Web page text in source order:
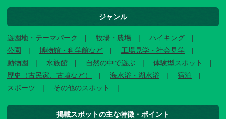
ジャンル
遊園地・テーマパーク 牧場・農場
ハイキング
公園
博物館・科学館など
工場見学・社会見学
動物園
水族館 自然の中で遊ぶ
体験型スポット
歴史（古民家、古墳など）
海水浴・湖水浴
宿泊
スポーツ
その他のスポット
掲載スポットの主な特徴・ポイント